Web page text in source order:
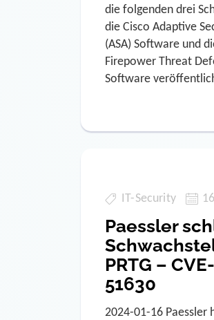
die folgenden drei
die Cisco Adaptive
(ASA) Software und
Firepower Threat
Software
IT-Security
Paessler
PRTG –
51630
2024-01-16 Paessler